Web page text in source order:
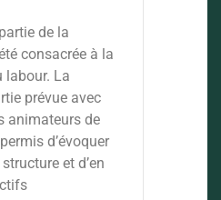
de la
consacrée à la
labour. La
prévue avec
animateurs de
permis d’évoquer
structure et d’en